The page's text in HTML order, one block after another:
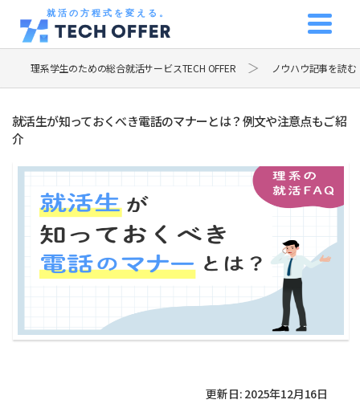
就活の方程式を変える。
理系学生のための総合就活サービスTECH OFFER ノウハウ記事を読む
就活生が知っておくべき電話のマナーとは？例文や注意点もご紹
介
更新日: 2025年12月16日